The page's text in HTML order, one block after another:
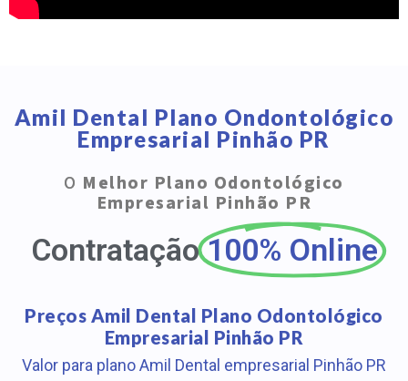
Amil Dental Plano Ondontológico
Empresarial Pinhão PR
O Melhor Plano Odontológico
Empresarial Pinhão PR
Contratação 100% Online
Preços Amil Dental Plano Odontológico
Empresarial Pinhão PR
Valor para plano Amil Dental empresarial Pinhão PR